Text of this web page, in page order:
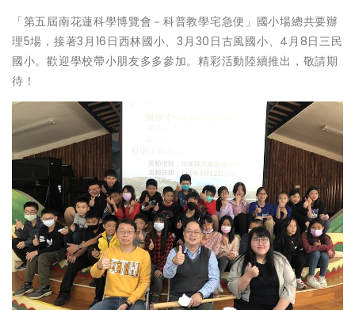
「第五屆南花蓮科學博覽會－科普教學宅急便」國小場總共要辦
理5場，接著3月16日西林國小、3月30日古風國小、4月8日三民
國小。歡迎學校帶小朋友多多參加。精彩活動陸續推出，敬請期
待！